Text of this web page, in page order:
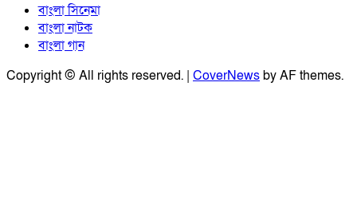
বাংলা সিনেমা
বাংলা নাটক
বাংলা গান
Copyright © All rights reserved. | CoverNewsby AF themes.